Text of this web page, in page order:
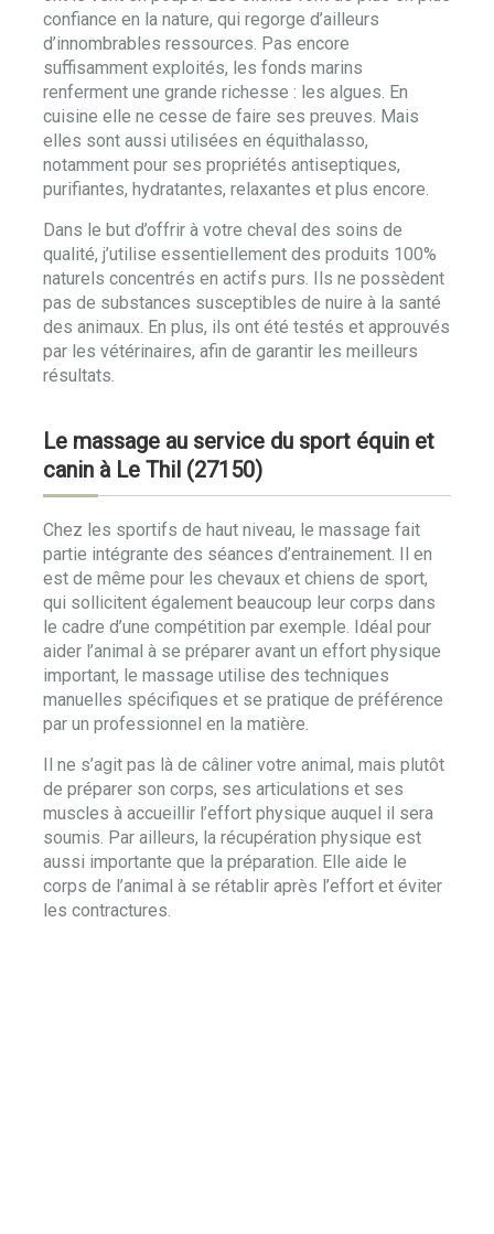
confiance en la nature, qui regorge d’ailleurs
d’innombrables ressources. Pas encore
suffisamment exploités, les fonds marins
renferment une grande richesse : les algues. En
cuisine elle ne cesse de faire ses preuves. Mais
elles sont aussi utilisées en équithalasso,
notamment pour ses propriétés antiseptiques,
purifiantes, hydratantes, relaxantes et plus encore.
Dans le but d’offrir à votre cheval des soins de
qualité, j’utilise essentiellement des produits 100%
naturels concentrés en actifs purs. Ils ne possèdent
pas de substances susceptibles de nuire à la santé
des animaux. En plus, ils ont été testés et approuvés
par les vétérinaires, afin de garantir les meilleurs
résultats.
Le massage au service du sport équin et
canin à Le Thil (27150)
Chez les sportifs de haut niveau, le massage fait
partie intégrante des séances d’entrainement. Il en
est de même pour les chevaux et chiens de sport,
qui sollicitent également beaucoup leur corps dans
le cadre d’une compétition par exemple. Idéal pour
aider l’animal à se préparer avant un effort physique
important, le massage utilise des techniques
manuelles spécifiques et se pratique de préférence
par un professionnel en la matière.
Il ne s’agit pas là de câliner votre animal, mais plutôt
de préparer son corps, ses articulations et ses
muscles à accueillir l’effort physique auquel il sera
soumis. Par ailleurs, la récupération physique est
aussi importante que la préparation. Elle aide le
corps de l’animal à se rétablir après l’effort et éviter
les contractures.